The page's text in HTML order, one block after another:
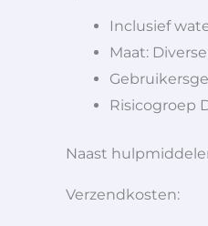
Inclusief
Maat:
Risicogroep
Naast
Verzendkosten: